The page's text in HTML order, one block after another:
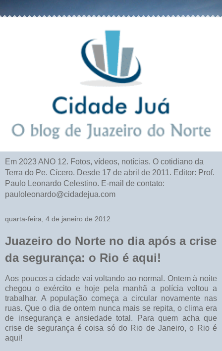
Em 2023 ANO 12. Fotos, vídeos, notícias. O cotidiano da
Terra do Pe. Cícero. Desde 17 de abril de 2011. Editor: Prof.
Paulo Leonardo Celestino. E-mail de contato:
pauloleonardo@cidadejua.com
quarta-feira, 4 de janeiro de 2012
Juazeiro do Norte no dia após a crise
da segurança: o Rio é aqui!
Aos poucos a cidade vai voltando ao normal. Ontem à noite
chegou o exército e hoje pela manhã a polícia voltou a
trabalhar. A população começa a circular novamente nas
ruas. Que o dia de ontem nunca mais se repita, o clima era
de insegurança e ansiedade total. Para quem acha que
crise de segurança é coisa só do Rio de Janeiro, o Rio é
aqui!